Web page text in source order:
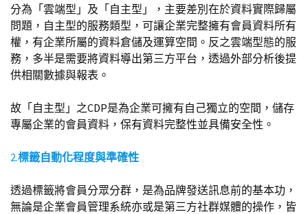
分為「雲端型」及「自主型」，主要差別在於資料實際歸屬
問題，自主型的服務類型，可讓企業完整擁有會員資料所有
權，有企業所屬的資料倉儲及運算空間。反之雲端型態的服
務，多半是需要將資料導出第三方平台，透過外部分析後提
供相關數據與報表。
故「自主型」之CDP是為企業可擁有自己獨立的空間，儲存
專屬企業的會員資料，保有資料完整性並具備安全性。
2.標籤自動化程度與準確性
透過標籤將會員分眾分群，是為品牌發送訊息前的基本功，
無論是企業會員管理系統亦或是第三方社群媒體的操作，皆